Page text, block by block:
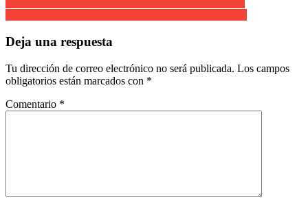
Deja una respuesta
Tu dirección de correo electrónico no será publicada. Los campos
obligatorios están marcados con *
Comentario *